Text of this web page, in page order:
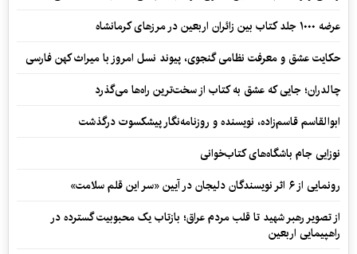
عرضه ۱۰۰۰ جلد کتاب بین زائران اربعین در مرزهای کرمانشاه
حکایت عشق و معرفت نظامی گنجوی، پیوند نسل امروز با میراث کهن فارسی
چالدران؛ جایی که عشق به کتاب از سخت‌ترین راه‌ها می‌گذرد
ابوالقاسم قاسم‌زاده، نویسنده و روزنامه‌نگار پیشکسوت درگذشت
نوزایی جام باشگاه‌های کتاب‌خوانی
رونمایی از ۶ اثر نویسندگان دلیجان در آیین «سر این قلم سلامت»
از تصویر رهبر شهید تا قلب مردم عراق؛ بازتاب یک محبوبیت گسترده در
راهپیمایی اربعین